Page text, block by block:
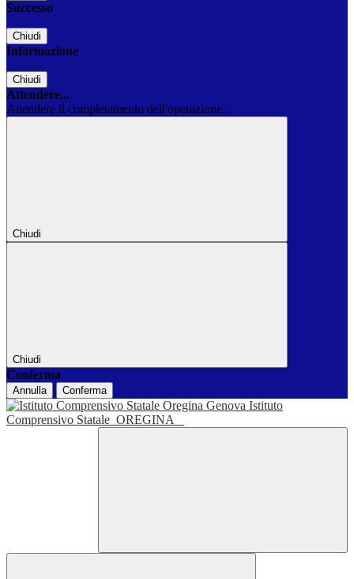
Successo
Chiudi
Informazione
Chiudi
Attendere...
Attendere il completamento dell'operazione...
Chiudi
Chiudi
Conferma
Annulla Conferma
Istituto
Comprensivo Statale OREGINA